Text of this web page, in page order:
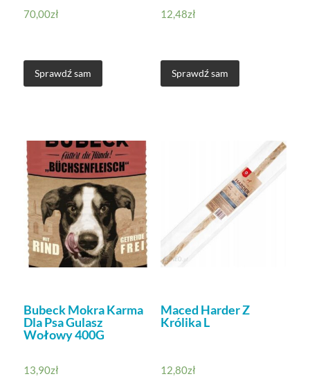
70,00zł
Sprawdź sam
12,48zł
Sprawdź sam
Bubeck Mokra Karma
Dla Psa Gulasz
Wołowy 400G
13,90zł
Maced Harder Z
Królika L
12,80zł